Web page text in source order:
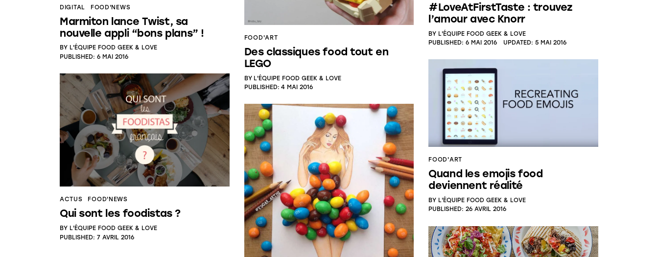
DIGITAL FOOD'NEWS
Marmiton lance Twist, sa
nouvelle appli “bons plans” !
BY L'ÉQUIPE FOOD GEEK & LOVE
PUBLISHED: 6 MAI 2016
#LoveAtFirstTaste : trouvez
l’amour avec Knorr
BY L'ÉQUIPE FOOD GEEK & LOVE
PUBLISHED: 6 MAI 2016 UPDATED: 5 MAI 2016
FOOD'ART
Des classiques food tout en
LEGO
BY L'ÉQUIPE FOOD GEEK & LOVE
PUBLISHED: 4 MAI 2016
FOOD'ART
Quand les emojis food
deviennent réalité
BY L'ÉQUIPE FOOD GEEK & LOVE
PUBLISHED: 26 AVRIL 2016
ACTUS FOOD'NEWS
Qui sont les foodistas ?
BY L'ÉQUIPE FOOD GEEK & LOVE
PUBLISHED: 7 AVRIL 2016